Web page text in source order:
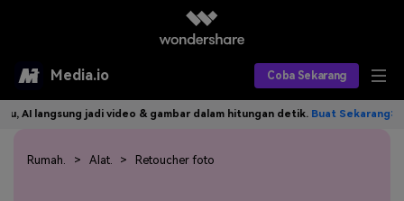
Media.io Coba Sekarang
Alat AI
AI Video
Produk AI
jadi video & gambar dalam hitungan detik.Buat Sekarang>>
Rumah. Alat. Retoucher foto